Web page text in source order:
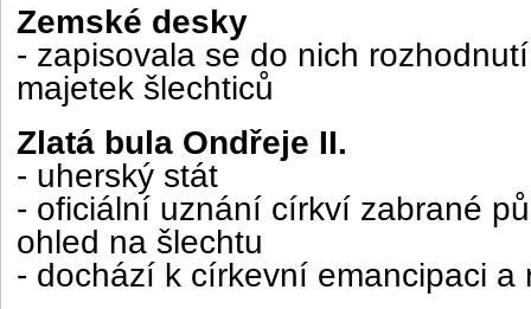
Zemské desky
- zapisovala se do nich
majetek šlechticů
Zlatá bula Ondřeje II.
- uherský stát
- oficiální uznání církví zabrané
ohled na šlechtu
- dochází k církevní emancipaci a